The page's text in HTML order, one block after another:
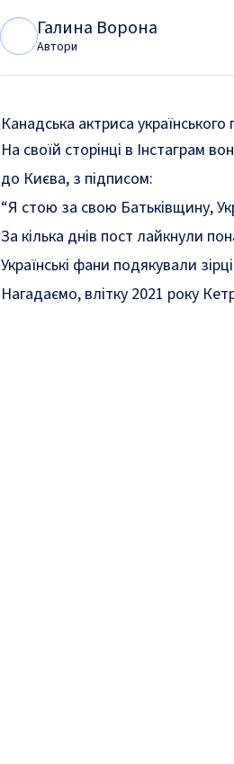
Галина Ворона
Автори
Канадська актриса
На своїй сторінці в Інстаграм
до Києва, з підписом:
“Я стою за свою Батьківщину,
За кілька днів пост лайкнули
Українські фани подякували
Нагадаємо, влітку 2021 року